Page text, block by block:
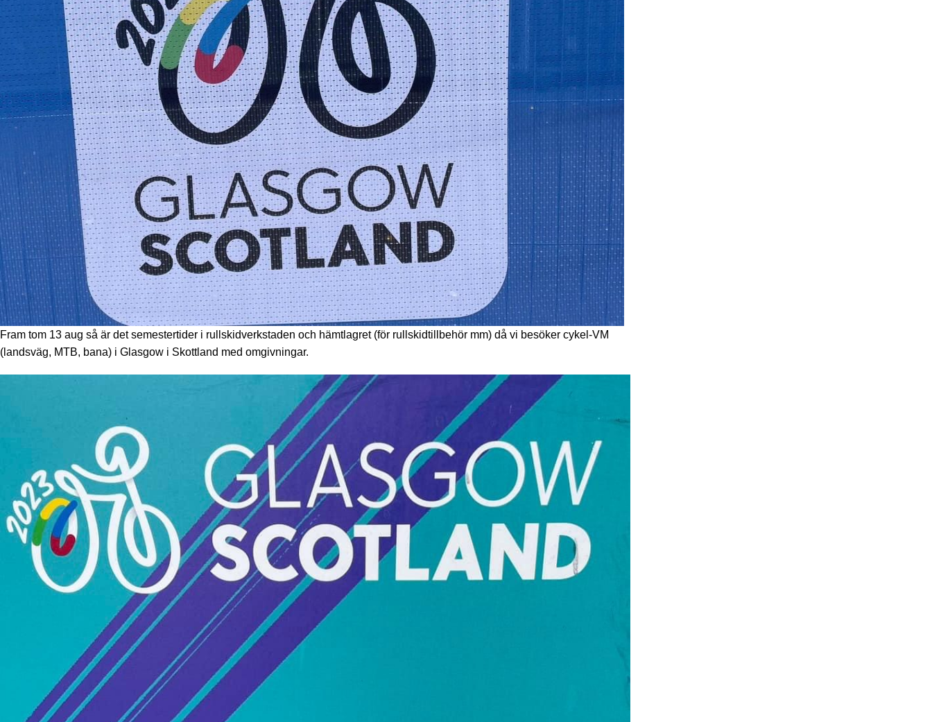
Fram tom 13 aug så är det semestertider i rullskidverkstaden och hämtlagret (för rullskidtillbehör mm) då vi besöker cykel-VM
(landsväg, MTB, bana) i Glasgow i Skottland med omgivningar.